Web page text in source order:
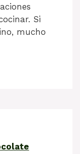
Si
mucho